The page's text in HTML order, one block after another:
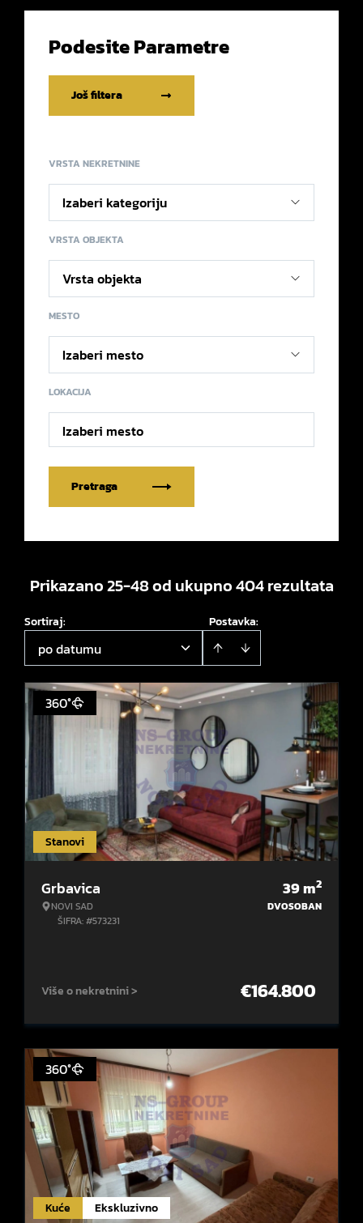
Podesite Parametre
Još filtera
VRSTA NEKRETNINE
VRSTA OBJEKTA
MESTO
LOKACIJA
Izaberi mesto
Pretraga
Prikazano 25-48 od ukupno 404 rezultata
Postavka:
Sortiraj:
po datumu
Stanovi
360°
Grbavica
NOVI SAD
ŠIFRA: #573231
39m2
DVOSOBAN
Više o nekretnini > €164.800
Kuće Ekskluzivno
360°